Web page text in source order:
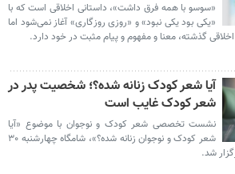
«سوسو با همه فرق داشت»، داستانی اخلاقی است که با
«یکی بود یکی نبود» و «روزی روزگاری» آغاز نمی‌شود اما
اخلاقی گذشته، معنا و مفهوم و پیام مثبت در خود دارد.
آیا شعر کودک زنانه شده؟؛ شخصیت پدر در
شعر کودک غایب است
نشست تخصصی شعر کودک و نوجوان با موضوع «آیا
شعر کودک و نوجوان زنانه شده؟»، شامگاه چهارشنبه ۳۰
شد.